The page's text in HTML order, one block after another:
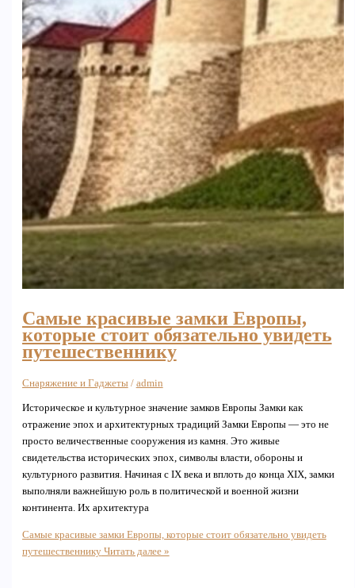
Самые красивые замки Европы,
которые стоит обязательно увидеть
путешественнику
Снаряжение и Гаджеты/ admin
Историческое и культурное значение замков Европы Замки как
отражение эпох и архитектурных традиций Замки Европы — это не
просто величественные сооружения из камня. Это живые
свидетельства исторических эпох, символы власти, обороны и
культурного развития. Начиная с IX века и вплоть до конца XIX, замки
выполняли важнейшую роль в политической и военной жизни
континента. Их архитектура
Самые красивые замки Европы, которые стоит обязательно увидеть
путешественникуЧитать далее »